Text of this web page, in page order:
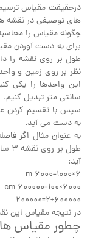
درحقیقت مقیاس
های توصیفی در
چگونه مقیاس را
برای به دست آوردن
طول بر روی نقشه را
نظر بر روی زمین و
این واحدها را یکی
سانتی متر تبدیل کنیم.
سپس با تقسیم کردن
به دست می آید.
آید:
6×1000=6000 m
6000×100=600000 cm
600000÷2=200000
در نتیجه مقیاس این نقشه
چطور مقیاس